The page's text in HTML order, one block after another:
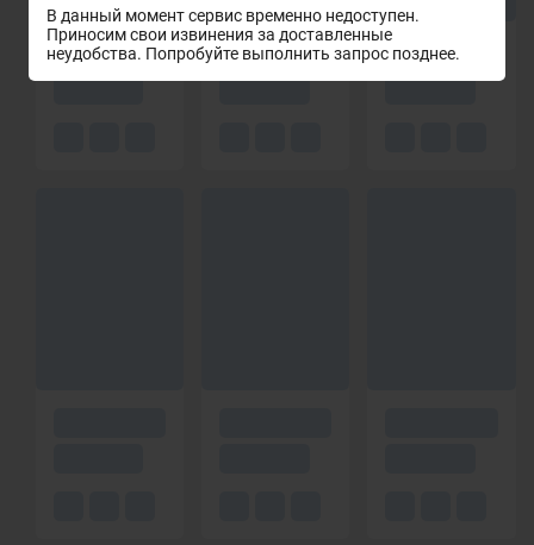
В данный момент сервис временно недоступен.
Приносим свои извинения за доставленные
неудобства. Попробуйте выполнить запрос позднее.